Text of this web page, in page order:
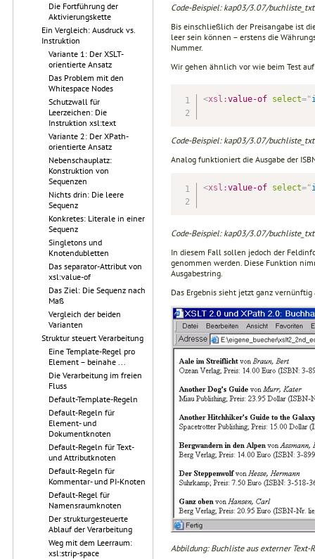
Die Fortführung der
Aktivierungskette
Ein Vergleich: Ausdruck vs.
Instruktion
Variante 1: Der XSLT-
orientierte Ansatz
Das Problem mit den
Whitespace Nodes
Schutzwall für
Leerzeichen: Die
Instruktion xsl:text
Variante 2: Der XPath-
orientierte Ansatz
Nebenschauplatz:
Konstruktion von
Sequenzen
Nichts drin: Die leere
Sequenz
Konkretes: Literale in einer
Sequenz
Singletons und
Knotendubletten
Das separator-Attribut von
xsl:value-of
Das Ziel: Die Sequenz nach
Maß
Vergleich der beiden
Varianten
Struktur steuert Verarbeitung
Eine Template-Regel pro
Element – beinahe ...
Die Verarbeitung im freien
Fluss
Default-Template-Regeln
Default-Regeln für
Element- und
Dokumentknoten
Default-Regeln für Text-
und Attributknoten
Default-Regeln für
Kommentar- und PI-Knoten
Default-Regel für
Namensraumknoten
Der strukturgesteuerte
Ablauf der Verarbeitung
Weg mit dem Leerraum:
xsl:strip-space
Code-Beispiel: kap03/3.07/
Bis einschließlich der Preisangabe ist
leer sein können – erstens die
Nummer.
Wir gehen ähnlich vor wie beim Test
<xsl:value-of select="
Code-Beispiel: kap03/3.07/
Analog funktioniert die Ausgabe der
<xsl:value-of select="
Code-Beispiel: kap03/3.07/
In diesem Fall sollen jedoch der
genommen werden. Diese Funktion
Ausgabestring.
Das Ergebnis sieht jetzt ganz vernünftig
Abbildung: Buchliste aus externer Text-